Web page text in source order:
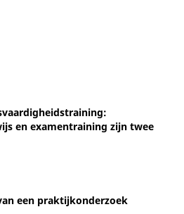
en examentraining zijn twee
een praktijkonderzoek